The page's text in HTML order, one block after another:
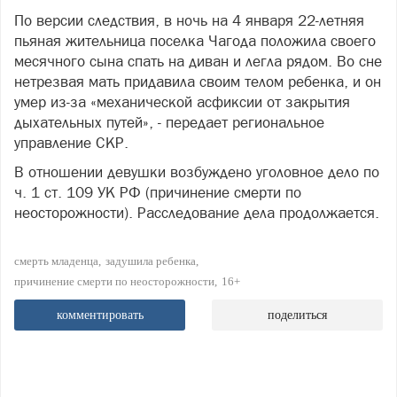
По версии следствия, в ночь на 4 января 22-летняя
пьяная жительница поселка Чагода положила своего
месячного сына спать на диван и легла рядом. Во сне
нетрезвая мать придавила своим телом ребенка, и он
умер из-за «механической асфиксии от закрытия
дыхательных путей», - передает региональное
управление СКР.
В отношении девушки возбуждено уголовное дело по
ч. 1 ст. 109 УК РФ (причинение смерти по
неосторожности). Расследование дела продолжается.
смерть младенца задушила ребенка
причинение смерти по неосторожности 16+
комментировать поделиться